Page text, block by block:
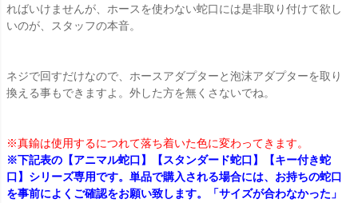
ればいけませんが、ホースを使わない蛇口には是非取り付けて欲し
いのが、スタッフの本音。
ネジで回すだけなので、ホースアダプターと泡沫アダプターを取り
換える事もできますよ。外した方を無くさないでね。
※真鍮は使用するにつれて落ち着いた色に変わってきます。
※下記表の【アニマル蛇口】【スタンダード蛇口】【キー付き蛇
口】シリーズ専用です。単品で購入される場合には、お持ちの蛇口
を事前によくご確認をお願い致します。「サイズが合わなかった」